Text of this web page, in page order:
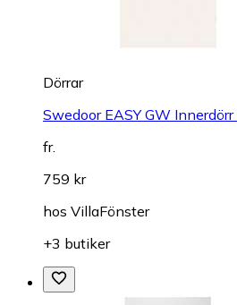
Dörrar
Swedoor EASY GW
fr.
759 kr
hos VillaFönster
+3 butiker